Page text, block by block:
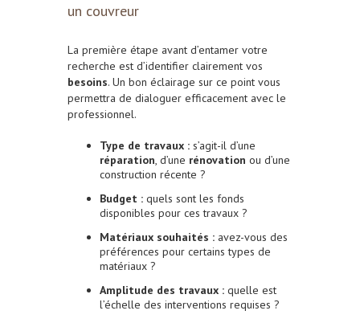
un couvreur
La première étape avant d’entamer votre
recherche est d’identifier clairement vos
besoins. Un bon éclairage sur ce point vous
permettra de dialoguer efficacement avec le
professionnel.
Type de travaux : s’agit-il d’une
réparation, d’une rénovation ou d’une
construction récente ?
Budget : quels sont les fonds
disponibles pour ces travaux ?
Matériaux souhaités : avez-vous des
préférences pour certains types de
matériaux ?
Amplitude des travaux : quelle est
l’échelle des interventions requises ?